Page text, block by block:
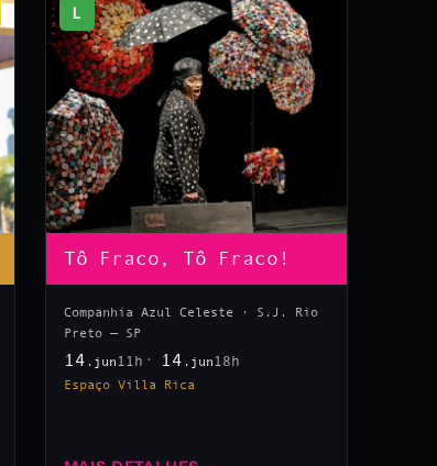
L
Tô Fraco, Tô Fraco!
Companhia Azul Celeste · S.J. Rio
Preto — SP
14 .jun11h 14 .jun18h
Espaço Villa Rica